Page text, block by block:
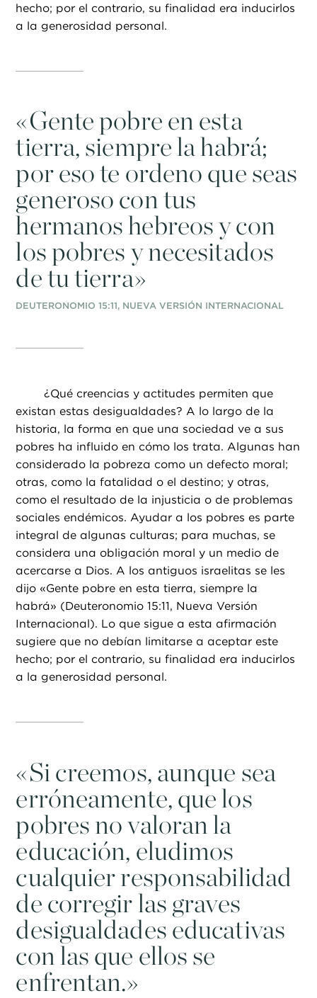
hecho; por el contrario, su finalidad era inducirlos
a la generosidad personal.
«Gente pobre en esta
tierra, siempre la habrá;
por eso te ordeno que seas
generoso con tus
hermanos hebreos y con
los pobres y necesitados
de tu tierra»
DEUTERONOMIO 15:11, NUEVA VERSIÓN INTERNACIONAL
¿Qué creencias y actitudes permiten que
existan estas desigualdades? A lo largo de la
historia, la forma en que una sociedad ve a sus
pobres ha influido en cómo los trata. Algunas han
considerado la pobreza como un defecto moral;
otras, como la fatalidad o el destino; y otras,
como el resultado de la injusticia o de problemas
sociales endémicos. Ayudar a los pobres es parte
integral de algunas culturas; para muchas, se
considera una obligación moral y un medio de
acercarse a Dios. A los antiguos israelitas se les
dijo «Gente pobre en esta tierra, siempre la
habrá» (Deuteronomio 15:11, Nueva Versión
Internacional). Lo que sigue a esta afirmación
sugiere que no debían limitarse a aceptar este
hecho; por el contrario, su finalidad era inducirlos
a la generosidad personal.
«Si creemos, aunque sea
erróneamente, que los
pobres no valoran la
educación, eludimos
cualquier responsabilidad
de corregir las graves
desigualdades educativas
con las que ellos se
enfrentan.»